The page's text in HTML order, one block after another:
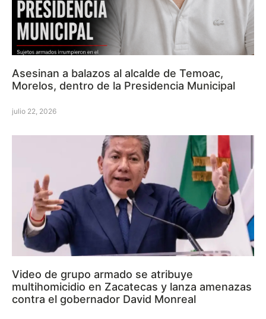
Asesinan a balazos al alcalde de Temoac,
Morelos, dentro de la Presidencia Municipal
julio 22, 2026
Video de grupo armado se atribuye
multihomicidio en Zacatecas y lanza amenazas
contra el gobernador David Monreal